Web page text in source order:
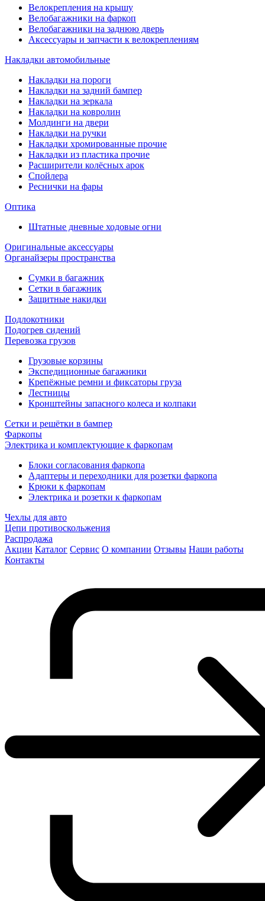
Велокрепления на крышу
Велобагажники на фаркоп
Велобагажники на заднюю дверь
Аксессуары и запчасти к велокреплениям
Накладки автомобильные
Накладки на пороги
Накладки на задний бампер
Накладки на зеркала
Накладки на ковролин
Молдинги на двери
Накладки на ручки
Накладки хромированные прочие
Накладки из пластика прочие
Расширители колёсных арок
Спойлера
Реснички на фары
Оптика
Штатные дневные ходовые огни
Оригинальные аксессуары
Органайзеры пространства
Сумки в багажник
Сетки в багажник
Защитные накидки
Подлокотники
Подогрев сидений
Перевозка грузов
Грузовые корзины
Экспедиционные багажники
Крепёжные ремни и фиксаторы груза
Лестницы
Кронштейны запасного колеса и колпаки
Сетки и решётки в бампер
Фаркопы
Электрика и комплектующие к фаркопам
Блоки согласования фаркопа
Адаптеры и переходники для розетки фаркопа
Крюки к фаркопам
Электрика и розетки к фаркопам
Чехлы для авто
Цепи противоскольжения
Распродажа
Акции Каталог Сервис О компании Отзывы Наши работы
Контакты